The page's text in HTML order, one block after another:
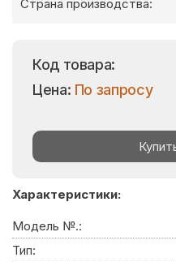
Страна производства:
Код товара:
Цена: По запросу
Характеристики:
Модель №.:
Тип: